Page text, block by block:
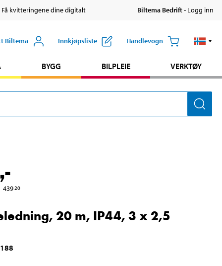
kvitteringene dine digitalt Biltema Bedrift- Logg inn
Biltema Innkjøpsliste Handlevogn
BYGG BILPLEIE VERKTØY
,-
439 20
20 m, IP44, 3 x 2,5